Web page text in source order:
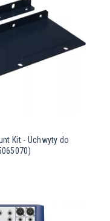
Kit - Uchwyty do